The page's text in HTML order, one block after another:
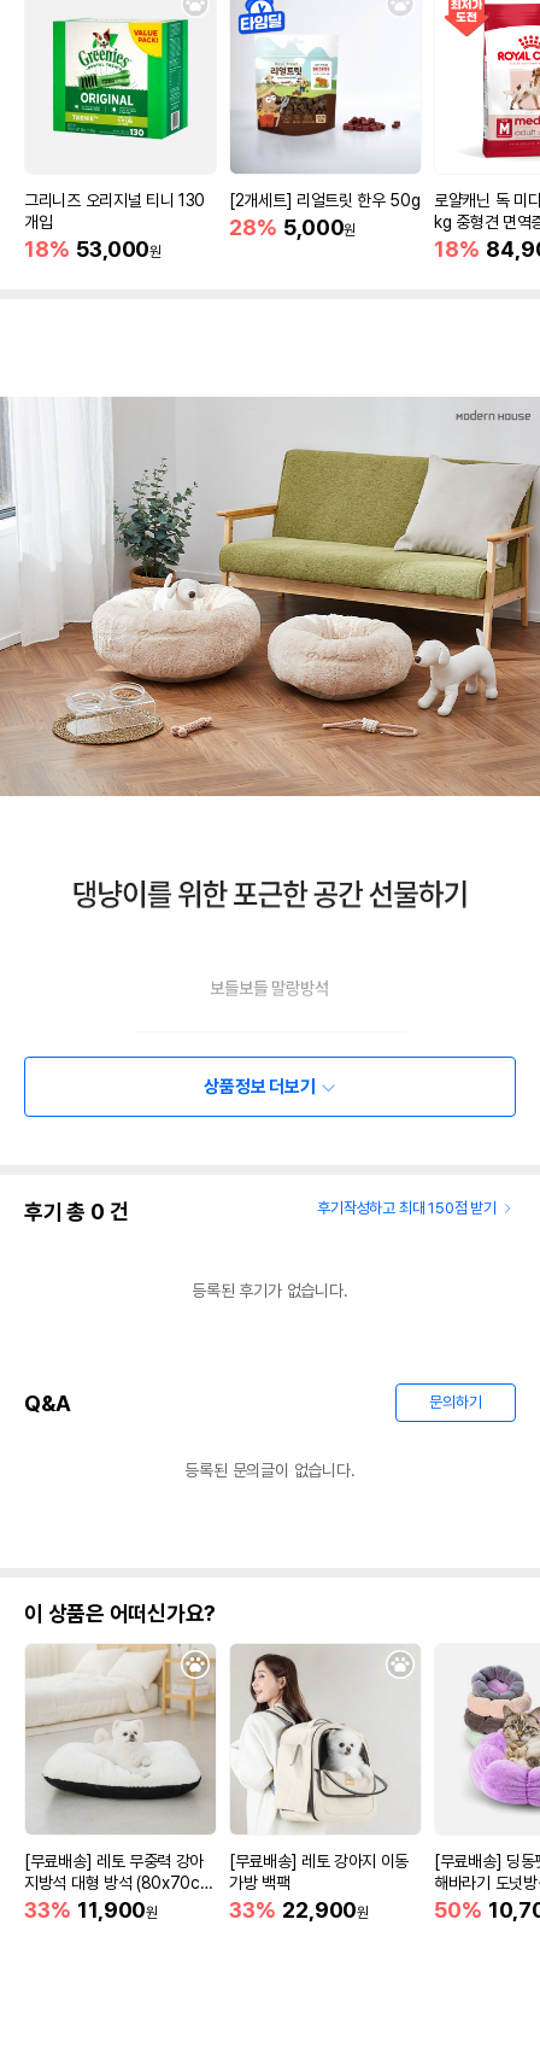
그리니즈 오리지널 티니 130
개입
18% 53,000원
[2개세트] 리얼트릿 한우 50g
28% 5,000원
로얄캐닌 독 미
kg 중형견 면역
18%
상품정보 더보기
후기 총 0 건 후기작성하고 최대 150점 받기
등록된 후기가 없습니다.
Q&A 문의하기
등록된 문의글이 없습니다.
이 상품은 어떠신가요?
[무료배송] 레토 무중력 강아
지방석 대형 방석 (80x70c
m)
33% 11,900원
[무료배송] 레토 강아지 이동
가방 백팩
33% 22,900원
[무료배송] 딩동
해바라기 도넛
-L
50%